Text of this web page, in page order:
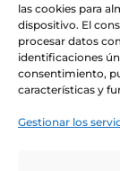
las cookies para
dispositivo. El
procesar datos
identificaciones
consentimiento,
características y
Gestionar los
Derechos:
suprimir los
se explica
Información
Protección